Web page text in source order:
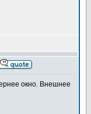
окно. Внешнее